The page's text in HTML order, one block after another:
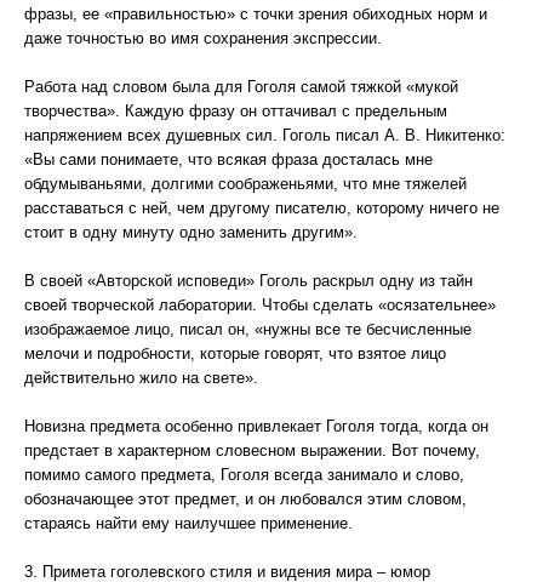
фразы, ее «правильностью» с точки зрения обиходных норм и
даже точностью во имя сохранения экспрессии.
Работа над словом была для Гоголя самой тяжкой «мукой
творчества». Каждую фразу он оттачивал с предельным
напряжением всех душевных сил. Гоголь писал А. В. Никитенко:
«Вы сами понимаете, что всякая фраза досталась мне
обдумываньями, долгими соображеньями, что мне тяжелей
расставаться с ней, чем другому писателю, которому ничего не
стоит в одну минуту одно заменить другим».
В своей «Авторской исповеди» Гоголь раскрыл одну из тайн
своей творческой лаборатории. Чтобы сделать «осязательнее»
изображаемое лицо, писал он, «нужны все те бесчисленные
мелочи и подробности, которые говорят, что взятое лицо
действительно жило на свете».
Новизна предмета особенно привлекает Гоголя тогда, когда он
предстает в характерном словесном выражении. Вот почему,
помимо самого предмета, Гоголя всегда занимало и слово,
обозначающее этот предмет, и он любовался этим словом,
стараясь найти ему наилучшее применение.
3. Примета гоголевского стиля и видения мира – юмор